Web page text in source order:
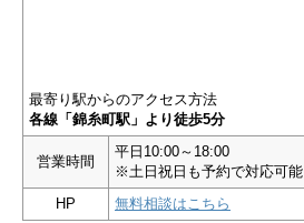
最寄り駅からのアクセス方法
各線「錦糸町駅」より徒歩5分
営業時間
平日10:00～18:00
※土日祝日も予約で対応可能
HP
無料相談はこちら